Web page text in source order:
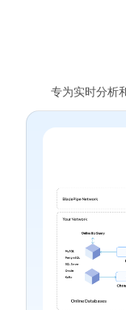
专为实时分析